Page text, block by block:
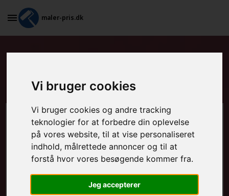
Vi bruger cookies
Vi bruger cookies og andre tracking
teknologier for at forbedre din oplevelse
på vores website, til at vise personaliseret
indhold, målrettede annoncer og til at
forstå hvor vores besøgende kommer fra.
Jeg accepterer
maler-pris.dk
maling i Odense C
Beregn prisen her
MALEROPGAVER - INDVENDIGT:
MALEROPGAVER - UDVENDIGT: